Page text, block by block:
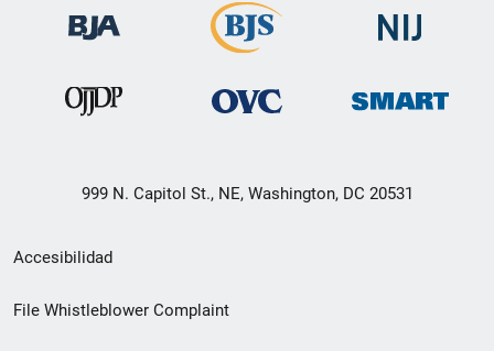
999 N. Capitol St., NE, Washington, DC 20531
Menú
de
Accesibilidad
File Whistleblower Complaint